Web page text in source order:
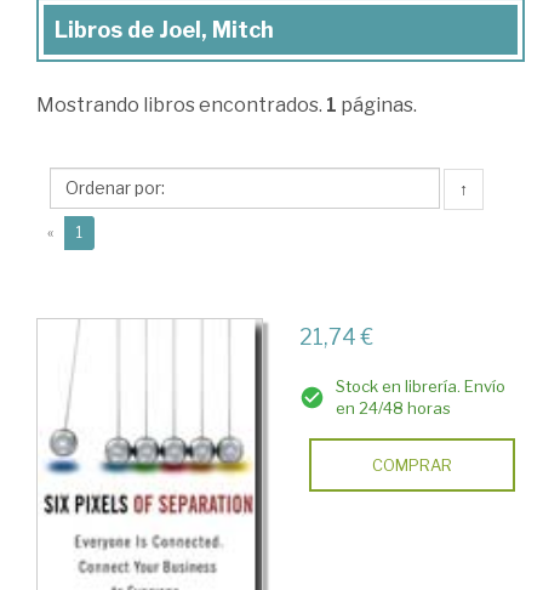
Libros
Joel,
Libros de Joel, Mitch
Mostrando libros encontrados. 1 páginas.
↑
« 1
21,74 €
Stock en librería. Envío
en 24/48 horas
COMPRAR